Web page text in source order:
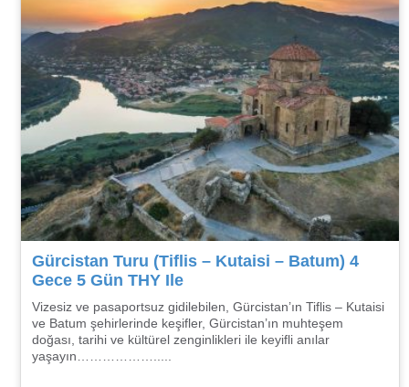
Gürcistan Turu (Tiflis – Kutaisi – Batum) 4
Gece 5 Gün THY Ile
Vizesiz ve pasaportsuz gidilebilen, Gürcistan’ın Tiflis – Kutaisi
ve Batum şehirlerinde keşifler, Gürcistan’ın muhteşem
doğası, tarihi ve kültürel zenginlikleri ile keyifli anılar
yaşayın……………….....